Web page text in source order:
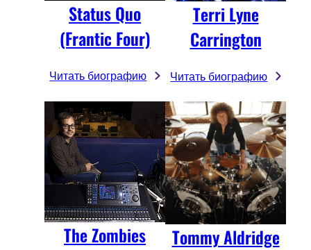
Status Quo
(Frantic Four)
Читать биографию
Terri Lyne
Carrington
Читать биографию
The Zombies Tommy Aldridge